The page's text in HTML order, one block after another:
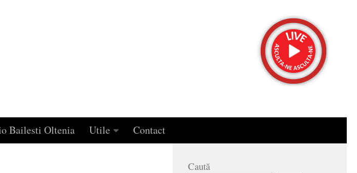
Bailesti Oltenia Utile Contact
Caută